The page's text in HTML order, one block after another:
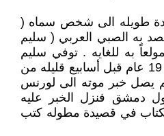
طويله الى شخص سماه (
به الصبي العربي ( سليم
به للغايه . توفي سليم
بمرض التيفوئيد وكان عمره 19 عام قبل أسابيع قليله من
يصل خبر موته الى لورنس
دمشق فنزل الخبر عليه
في قصيدة مطوله كتب